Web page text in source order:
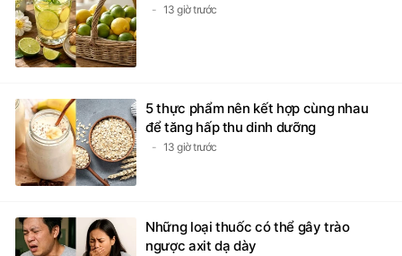
13 giờ trước
5 thực phẩm nên kết hợp cùng nhau
để tăng hấp thu dinh dưỡng
13 giờ trước
Những loại thuốc có thể gây trào
ngược axit dạ dày